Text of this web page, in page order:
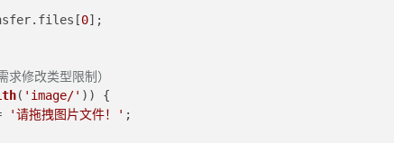
. files [0];
修改类型限制）
( 'image/' )) {
'请拖拽图片文件！' ;